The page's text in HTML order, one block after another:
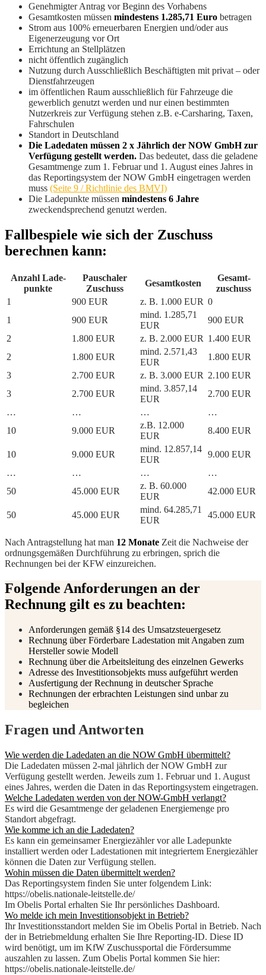
Genehmigter Antrag vor Beginn des Vorhabens
Gesamtkosten müssen mindestens 1.285,71 Euro betragen
Strom aus 100% erneuerbaren Energien und/oder aus
Eigenerzeugung vor Ort
Errichtung an Stellplätzen
nicht öffentlich zugänglich
Nutzung durch Ausschließlich Beschäftigten mit privat – oder
Dienstfahrzeugen
im öffentlichen Raum ausschließlich für Fahrzeuge die
gewerblich genutzt werden und nur einen bestimmten
Nutzerkreis zur Verfügung stehen z.B. e-Carsharing, Taxen,
Fahrschulen
Standort in Deutschland
Die Ladedaten müssen 2 x Jährlich der NOW GmbH zur
Verfügung gestellt werden. Das bedeutet, dass die geladene
Gesamtmenge zum 1. Februar und 1. August eines Jahres in
das Reportingsystem der NOW GmbH eingetragen werden
muss (Seite 9 / Richtlinie des BMVI)
Die Ladepunkte müssen mindestens 6 Jahre
zweckendsprechend genutzt werden.
Fallbespiele wie sich der Zuschuss
berechnen kann:
Anzahl Lade­
punkte
Pauschaler
Zuschuss
Gesamtkosten
Gesamt­
zuschuss
1
900 EUR z. B. 1.000 EUR 0
1
900 EUR
mind. 1.285,71
EUR
900 EUR
2
1.800 EUR z. B. 2.000 EUR 1.400 EUR
2
1.800 EUR
mind. 2.571,43
EUR
1.800 EUR
3
2.700 EUR z. B. 3.000 EUR 2.100 EUR
3
2.700 EUR
mind. 3.857,14
EUR
2.700 EUR
…
… …
…
10
9.000 EUR
z.B. 12.000
EUR
8.400 EUR
10 9.000 EUR
mind. 12.857,14
EUR
9.000 EUR
…
… …
…
50
45.000 EUR
z. B. 60.000
EUR
42.000 EUR
50 45.000 EUR
mind. 64.285,71
EUR
45.000 EUR
Nach Antragstellung hat man 12 Monate Zeit die Nachweise der
ordnungsgemäßen Durchführung zu erbringen, sprich die
Rechnungen bei der KFW einzureichen.
Folgende Anforderungen an der
Rechnung gilt es zu beachten:
Anforderungen gemäß §14 des Umsatzsteuergesetz
Rechnung über Förderbare Ladestation mit Angaben zum
Hersteller sowie Modell
Rechnung über die Arbeitsleitung des einzelnen Gewerks
Adresse des Investitionsobjekts muss aufgeführt werden
Ausfertigung der Rechnung in deutscher Sprache
Rechnungen der erbrachten Leistungen sind unbar zu
begleichen
Fragen und Antworten
Wie werden die Ladedaten an die NOW GmbH übermittelt?
Die Ladedaten müssen 2-mal jährlich der NOW GmbH zur
Verfügung gestellt werden. Jeweils zum 1. Februar und 1. August
eines Jahres, werden die Daten in das Reportingsystem eingetragen.
Welche Ladedaten werden von der NOW-GmbH verlangt?
Es wird die Gesamtmenge der geladenen Energiemenge pro
Standort abgefragt.
Wie komme ich an die Ladedaten?
Es kann ein gemeinsamer Energiezähler vor alle Ladepunkte
installiert werden oder Ladestationen mit integriertem Energiezähler
können die Daten zur Verfügung stellen.
Wohin müssen die Daten übermittelt werden?
Das Reportingsystem finden Sie unter folgendem Link:
https://obelis.nationale-leitstelle.de/
Im Obelis Portal erhalten Sie Ihr persönliches Dashboard.
Wo melde ich mein Investitionsobjekt in Betrieb?
Ihr Investitionsstandort melden Sie im Obelis Portal in Betrieb. Nach
der in Betriebmeldung erhalten Sie Ihre Reporting-ID. Diese ID
wird benötigt, um im KfW Zuschussportal die Fördersumme
auszahlen zu lassen. Zum Obelis Portal kommen Sie hier:
https://obelis.nationale-leitstelle.de/